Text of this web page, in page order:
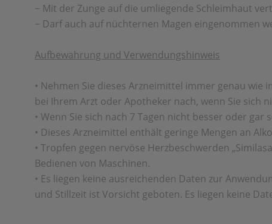
− Mit der Zunge auf die umliegende Schleimhaut
− Darf auch auf nüchternen Magen eingenommen
Aufbewahrung und Verwendungshinweis
• Nehmen Sie dieses Arzneimittel immer genau wie
bei Ihrem Arzt oder Apotheker nach, wenn Sie sich
• Wenn Sie sich nach 7 Tagen nicht besser oder
• Dieses Arzneimittel enthält geringe Mengen an
• Tropfen gegen nervöse Herzbeschwerden
Bedienen von Maschinen.
• Es liegen keine ausreichenden Daten zur
und Stillzeit ist Vorsicht geboten. Es liegen keine